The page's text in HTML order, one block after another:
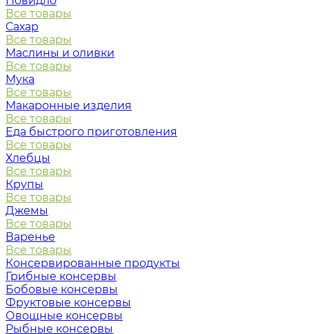
Все товары
Сахар
Все товары
Маслины и оливки
Все товары
Мука
Все товары
Макаронные изделия
Все товары
Еда быстрого приготовления
Все товары
Хлебцы
Все товары
Крупы
Все товары
Джемы
Все товары
Варенье
Все товары
Консервированные продукты
Грибные консервы
Бобовые консервы
Фруктовые консервы
Овощные консервы
Рыбные консервы